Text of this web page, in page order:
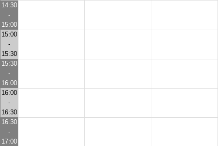
14:30
-
15:00
15:00
-
15:30
15:30
-
16:00
16:00
-
16:30
16:30
-
17:00